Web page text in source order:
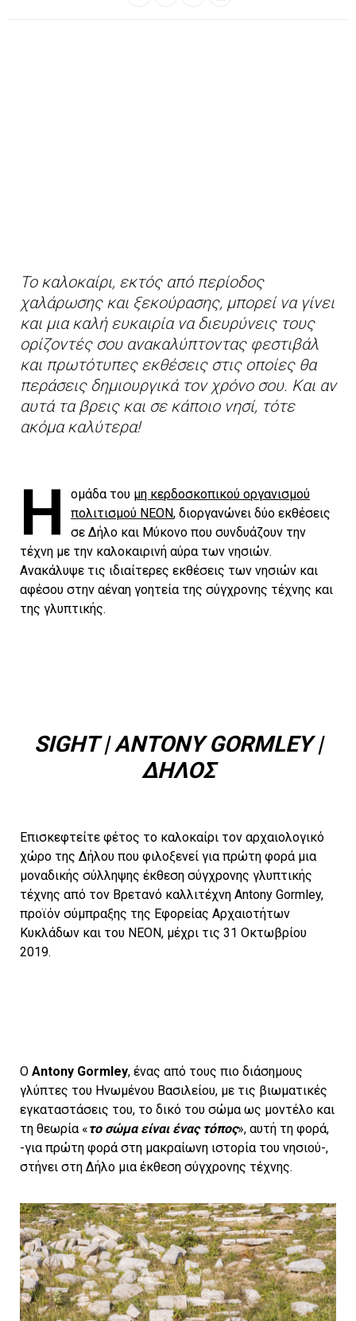
Το καλοκαίρι, εκτός από περίοδος
χαλάρωσης και ξεκούρασης, μπορεί να γίνει
και μια καλή ευκαιρία να διευρύνεις τους
ορίζοντές σου ανακαλύπτοντας φεστιβάλ
και πρωτότυπες εκθέσεις στις οποίες θα
περάσεις δημιουργικά τον χρόνο σου. Και αν
αυτά τα βρεις και σε κάποιο νησί, τότε
ακόμα καλύτερα!
Η ομάδα του μη κερδοσκοπικού οργανισμού
πολιτισμού ΝΕΟΝ, διοργανώνει δύο εκθέσεις
σε Δήλο και Μύκονο που συνδυάζουν την
τέχνη με την καλοκαιρινή αύρα των νησιών.
Ανακάλυψε τις ιδιαίτερες εκθέσεις των νησιών και
αφέσου στην αέναη γοητεία της σύγχρονης τέχνης και
της γλυπτικής.
SIGHT | ANTONY GORMLEY |
ΔΗΛΟΣ
Επισκεφτείτε φέτος το καλοκαίρι τον αρχαιολογικό
χώρο της Δήλου που φιλοξενεί για πρώτη φορά μια
μοναδικής σύλληψης έκθεση σύγχρονης γλυπτικής
τέχνης από τον Βρετανό καλλιτέχνη Antony Gormley,
προϊόν σύμπραξης της Εφορείας Αρχαιοτήτων
Κυκλάδων και του ΝΕΟΝ, μέχρι τις 31 Οκτωβρίου
2019.
Ο Antony Gormley, ένας από τους πιο διάσημους
γλύπτες του Ηνωμένου Βασιλείου, με τις βιωματικές
εγκαταστάσεις του, το δικό του σώμα ως μοντέλο και
τη θεωρία «το σώμα είναι ένας τόπος», αυτή τη φορά,
-για πρώτη φορά στη μακραίωνη ιστορία του νησιού-,
στήνει στη Δήλο μια έκθεση σύγχρονης τέχνης.